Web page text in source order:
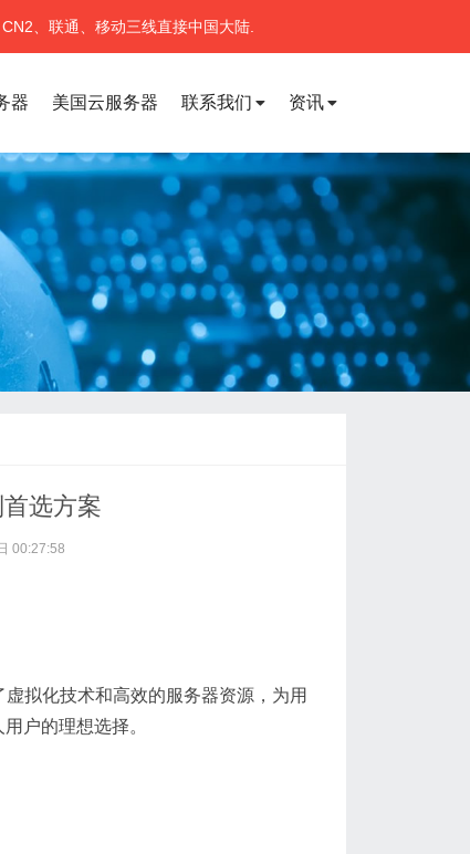
、联通、移动三线直接中国大陆.
器 美国云服务器 联系我们 资讯
选方案
00:27:58
拟化技术和高效的服务器资源，为用
户的理想选择。